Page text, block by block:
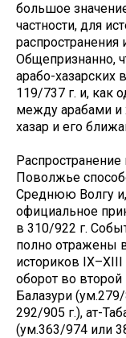
большое
частности, для
Общепризнанно,
арабо-хазарских
119/737 г. и, как
между арабами и
хазар и его
Поволжье
Среднюю Волгу
официальное
в 310/922 г.
полно отражены
историков
оборот во
Балазури
292/905 г.), ат-
(ум.363/974 или